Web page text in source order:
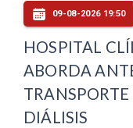
09-08-2026 19:50
HOSPITAL
ABORDA
DIÁLISIS